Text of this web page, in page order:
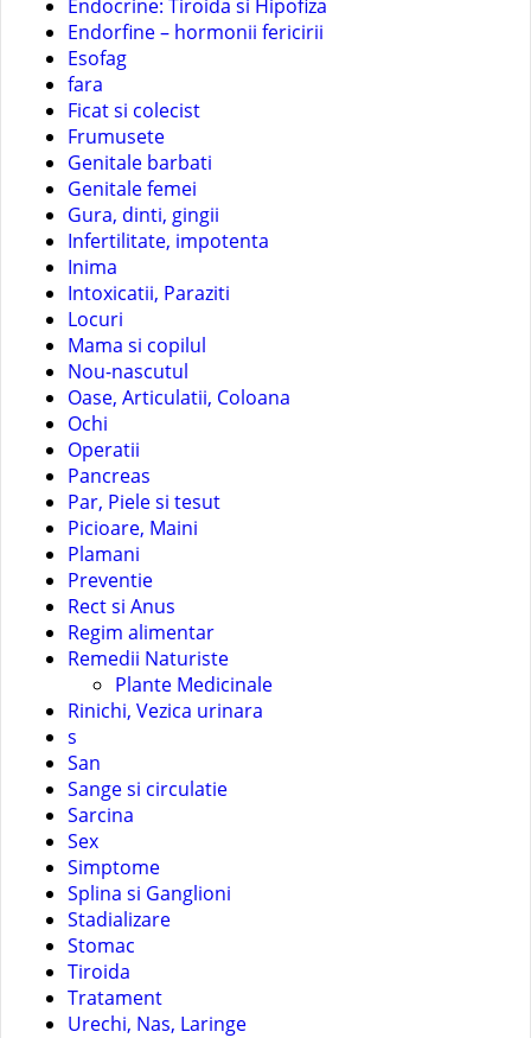
Endocrine: Tiroida si Hipofiza
Endorfine – hormonii fericirii
Esofag
fara
Ficat si colecist
Frumusete
Genitale barbati
Genitale femei
Gura, dinti, gingii
Infertilitate, impotenta
Inima
Intoxicatii, Paraziti
Locuri
Mama si copilul
Nou-nascutul
Oase, Articulatii, Coloana
Ochi
Operatii
Pancreas
Par, Piele si tesut
Picioare, Maini
Plamani
Preventie
Rect si Anus
Regim alimentar
Remedii Naturiste
Plante Medicinale
Rinichi, Vezica urinara
s
San
Sange si circulatie
Sarcina
Sex
Simptome
Splina si Ganglioni
Stadializare
Stomac
Tiroida
Tratament
Urechi, Nas, Laringe